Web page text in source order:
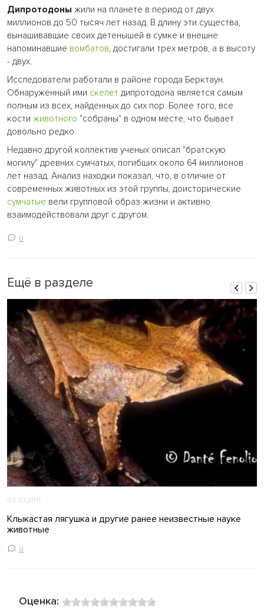
Дипротодоны жили на планете в период от двух
миллионов до 50 тысяч лет назад. В длину эти существа,
вынашивавшие своих детенышей в сумке и внешне
напоминавшие вомбатов, достигали трех метров, а в высоту
- двух.
Исследователи работали в районе города Берктаун.
Обнаруженный ими скелет дипротодона является самым
полным из всех, найденных до сих пор. Более того, все
кости животного "собраны" в одном месте, что бывает
довольно редко.
Недавно другой коллектив ученых описал "братскую
могилу" древних сумчатых, погибших около 64 миллионов
лет назад. Анализ находки показал, что, в отличие от
современных животных из этой группы, доисторические
сумчатые вели групповой образ жизни и активно
взаимодействовали друг с другом.
0
Ещё в разделе
03.07.2011
Клыкастая лягушка и другие ранее неизвестные науке
животные
0
Оценка: